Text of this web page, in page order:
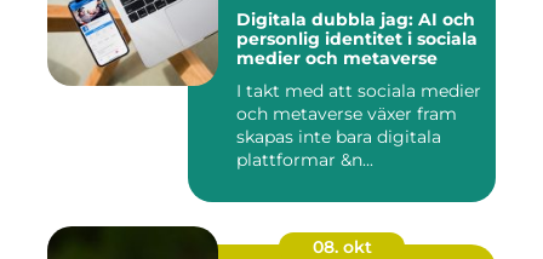
Digitala dubbla jag: AI och
personlig identitet i sociala
medier och metaverse
I takt med att sociala medier
och metaverse växer fram
skapas inte bara digitala
plattformar &n...
08. okt